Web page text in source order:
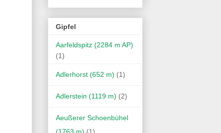
Gipfel
Aarfeldspitz (2284 m AP)
(1)
Adlerhorst (652 m) (1)
Adlerstein (1119 m) (2)
Aeußerer Schoenbühel
(1763 m) (1)